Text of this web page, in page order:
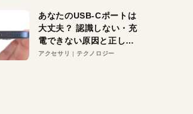
あなたのUSB-Cポートは
大丈夫？ 認識しない・充
電できない原因と正しい
対策
アクセサリ テクノロジー